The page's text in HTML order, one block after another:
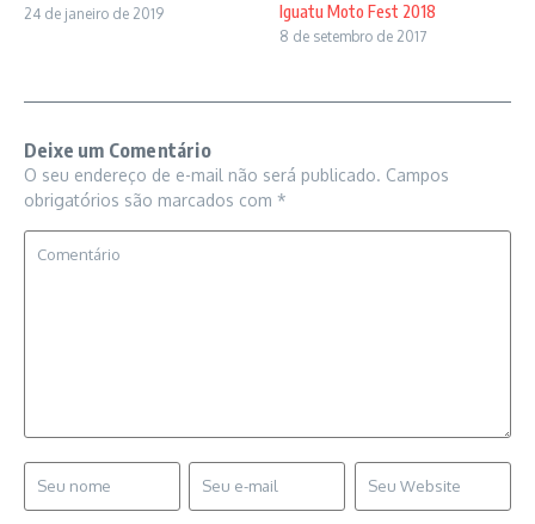
24 de janeiro de 2019 Iguatu Moto Fest 2018
8 de setembro de 2017
Deixe um Comentário
O seu endereço de e-mail não será publicado. Campos
obrigatórios são marcados com *